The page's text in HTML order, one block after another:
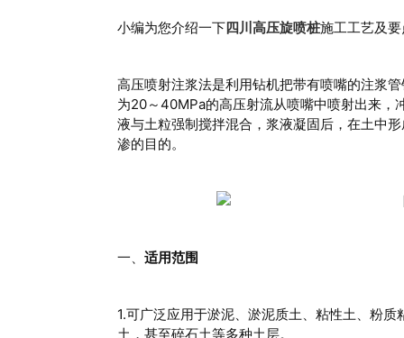
高压旋喷桩
四川高压旋喷桩施工
小编为您介绍一下四川 高压旋喷桩施工工艺及
高压喷射注浆法是利用钻机把带有喷嘴的注浆
为20～40MPa的高压射流从喷嘴中喷射出来，
液与土粒强制搅拌混合，浆液凝固后，在土中
渗的目的。
一、 适用范围
1.可广泛应用于淤泥、淤泥质土、粘性土、粉
土，甚至碎石土等多种土层。